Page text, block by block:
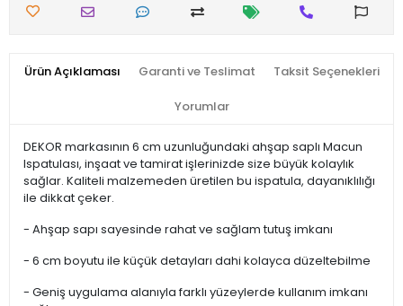
Ürün Açıklaması Garanti ve Teslimat Taksit Seçenekleri
Yorumlar
DEKOR markasının 6 cm uzunluğundaki ahşap saplı Macun
Ispatulası, inşaat ve tamirat işlerinizde size büyük kolaylık
sağlar. Kaliteli malzemeden üretilen bu ispatula, dayanıklılığı
ile dikkat çeker.
- Ahşap sapı sayesinde rahat ve sağlam tutuş imkanı
- 6 cm boyutu ile küçük detayları dahi kolayca düzeltebilme
- Geniş uygulama alanıyla farklı yüzeylerde kullanım imkanı